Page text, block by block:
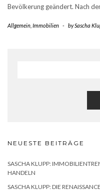
Bevölkerung geändert. Nach
Allgemein Immobilien - bySascha
NEUESTE BEITRÄGE
SASCHA KLUPP:
HANDELN
SASCHA KLUPP: DIE